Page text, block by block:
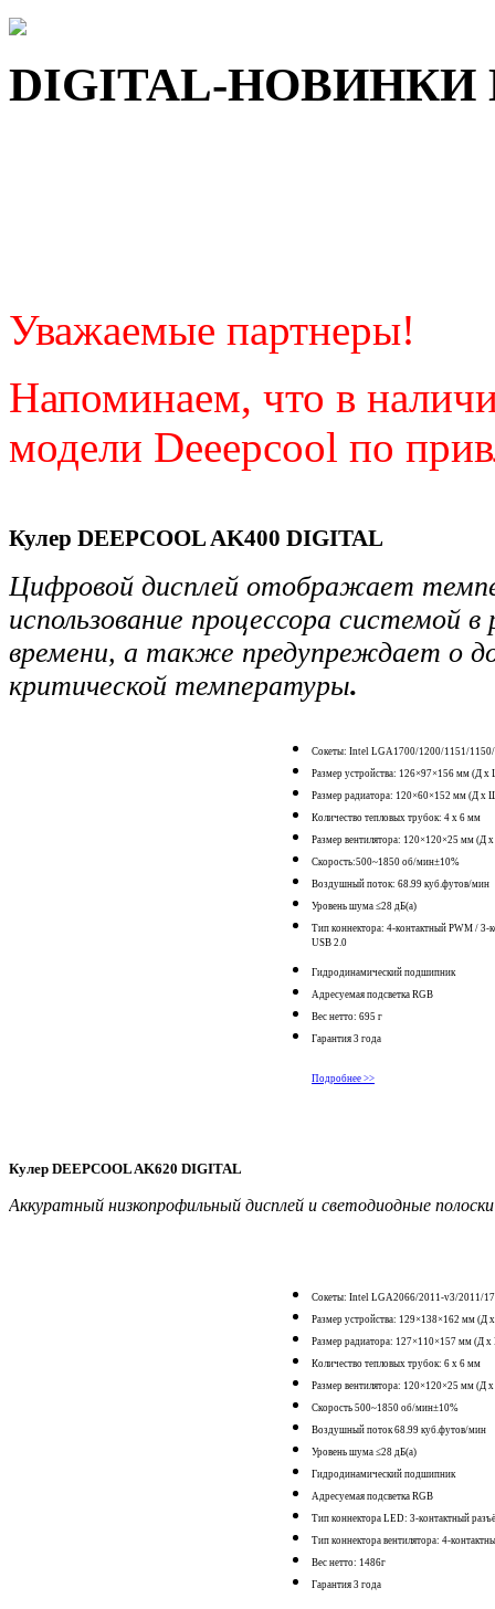
DIGITAL-НОВИНКИ
Уважаемые партнеры!
Напоминаем, что в
модели Deeepcool по
Кулер DEEPCOOL AK400 DIGITAL
Цифровой дисплей отображает
использование процессора системой
времени, а также предупреждает о
критической температуры.
Сокеты: Intel LGA1700/1200/1151/
Размер устройства: 126×97×156 мм (Д
Размер радиатора: 120×60×152 мм (Д х
Количество тепловых трубок: 4 х 6 мм
Размер вентилятора: 120×120×25 мм (Д
Скорость:500~1850 об/мин±10%
Воздушный поток: 68.99 куб.футов/мин
Уровень шума ≤28 дБ(а)
Тип коннектора: 4-контактный PWM / 3-
USB 2.0
Гидродинамический подшипник
Адресуемая подсветка RGB
Вес нетто: 695 г
Гарантия 3 года
Подробнее >>
Кулер DEEPCOOL AK620 DIGITAL
Аккуратный низкопрофильный дисплей и светодиодные
Сокеты: Intel LGA2066/2011-v3/2011/
Размер устройства: 129×138×162 мм (Д
Размер радиатора: 127×110×157 мм (Д
Количество тепловых трубок: 6 х 6 мм
Размер вентилятора: 120×120×25 мм (Д
Скорость 500~1850 об/мин±10%
Воздушный поток 68.99 куб.футов/мин
Уровень шума ≤28 дБ(а)
Гидродинамический подшипник
Адресуемая подсветка RGB
Тип коннектора LED: 3-контактный
Тип коннектора вентилятора: 4-
Вес нетто: 1486г
Гарантия 3 года